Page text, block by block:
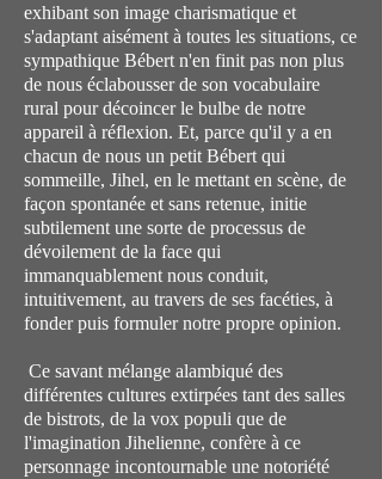
exhibant son image charismatique et
s'adaptant aisément à toutes les situations, ce
sympathique Bébert n'en finit pas non plus
de nous éclabousser de son vocabulaire
rural pour décoincer le bulbe de notre
appareil à réflexion. Et, parce qu'il y a en
chacun de nous un petit Bébert qui
sommeille, Jihel, en le mettant en scène, de
façon spontanée et sans retenue, initie
subtilement une sorte de processus de
dévoilement de la face qui
immanquablement nous conduit,
intuitivement, au travers de ses facéties, à
fonder puis formuler notre propre opinion.
Ce savant mélange alambiqué des
différentes cultures extirpées tant des salles
de bistrots, de la vox populi que de
l'imagination Jihelienne, confère à ce
personnage incontournable une notoriété